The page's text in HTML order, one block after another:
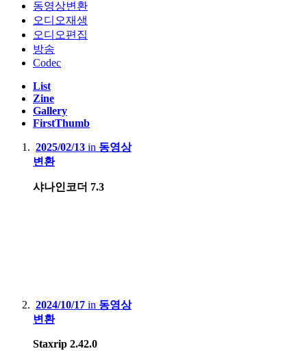
동영상변환
오디오재생
오디오편집
방송
Codec
List
Zine
Gallery
FirstThumb
2025/02/13 in 동영상
변환
샤나인코더 7.3
2024/10/17 in 동영상
변환
Staxrip 2.42.0